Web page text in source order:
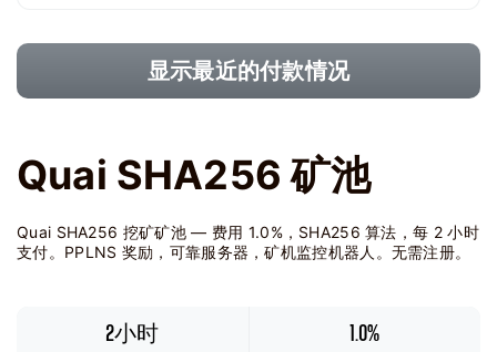
显示最近的付款情况
Quai SHA256 矿池
Quai SHA256 挖矿矿池 — 费用 1.0%，SHA256 算法，每 2 小时
支付。PPLNS 奖励，可靠服务器，矿机监控机器人。无需注册。
2小时 1.0%